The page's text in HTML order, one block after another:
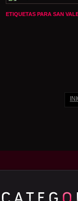
ETIQUETAS PARA SAN